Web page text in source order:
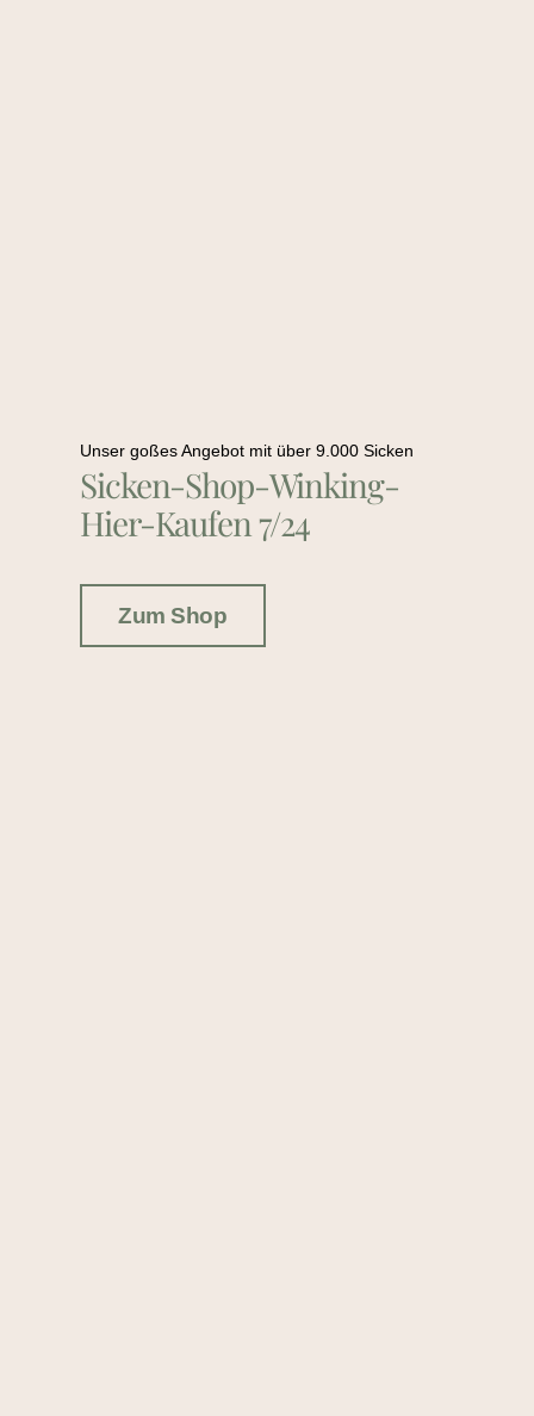
Unser goßes Angebot mit über 9.000 Sicken
Sicken-Shop-Winking-
Hier-Kaufen 7/24
Zum Shop